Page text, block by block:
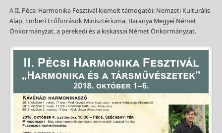
A II. Pécsi Harmonika Fesztivál kiemelt támogatói: Nemzeti Kulturális
Alap, Emberi Erőforrások Minisztériuma, Baranya Megyei Német
Önkormányzat, a perekedi és a kiskassai Német Önkormányzat.